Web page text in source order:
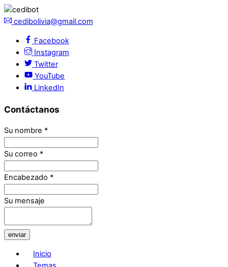
cedibolivia@gmail.com
Facebook
Instagram
Twitter
YouTube
LinkedIn
Contáctanos
Su nombre *
Su correo *
Encabezado *
Su mensaje
enviar
Inicio